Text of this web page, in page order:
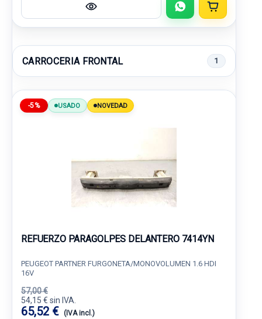
CARROCERIA FRONTAL 1
-5% USADO NOVEDAD
REFUERZO PARAGOLPES DELANTERO 7414YN
PEUGEOT PARTNER FURGONETA/MONOVOLUMEN 1.6 HDI
16V
57,00 €
54,15 € sin IVA.
65,52 € (IVA incl.)